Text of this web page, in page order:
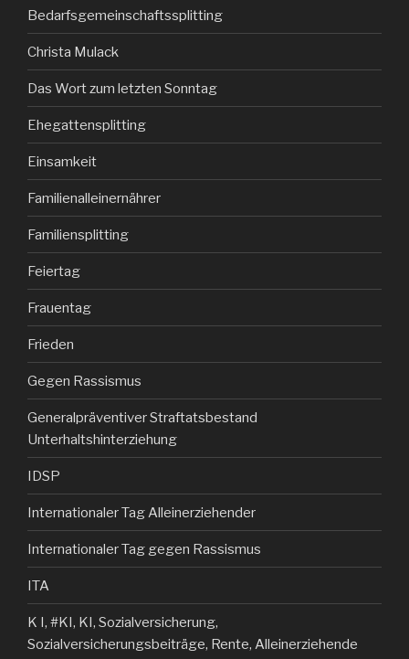
Bedarfsgemeinschaftssplitting
Christa Mulack
Das Wort zum letzten Sonntag
Ehegattensplitting
Einsamkeit
Familienalleinernährer
Familiensplitting
Feiertag
Frauentag
Frieden
Gegen Rassismus
Generalpräventiver Straftatsbestand
Unterhaltshinterziehung
IDSP
Internationaler Tag Alleinerziehender
Internationaler Tag gegen Rassismus
ITA
K I, #KI, KI, Sozialversicherung,
Sozialversicherungsbeiträge, Rente, Alleinerziehende